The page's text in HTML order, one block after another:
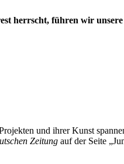
herrscht, führen wir
und ihrer Kunst
Zeitung auf der Seite